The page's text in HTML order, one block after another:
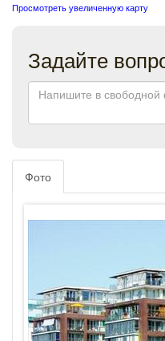
Просмотреть увеличенную карту
Задайте
Фото